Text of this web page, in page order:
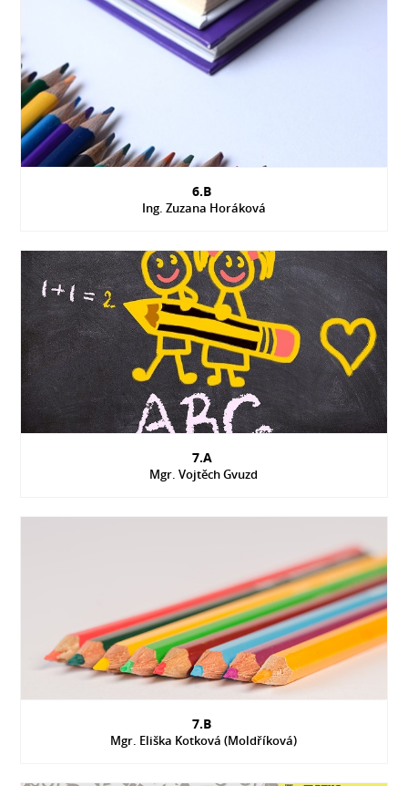
6.B
Ing. Zuzana Horáková
7.A
Mgr. Vojtěch Gvuzd
7.B
Mgr. Eliška Kotková (Moldříková)